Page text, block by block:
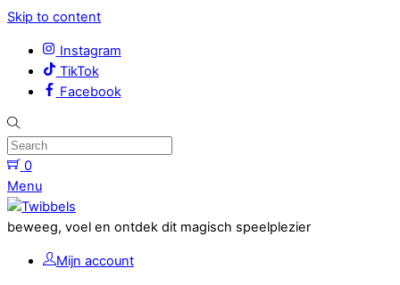
Skip to content
Instagram
TikTok
Facebook
0
Menu
beweeg, voel en ontdek dit magisch speelplezier
Mijn account